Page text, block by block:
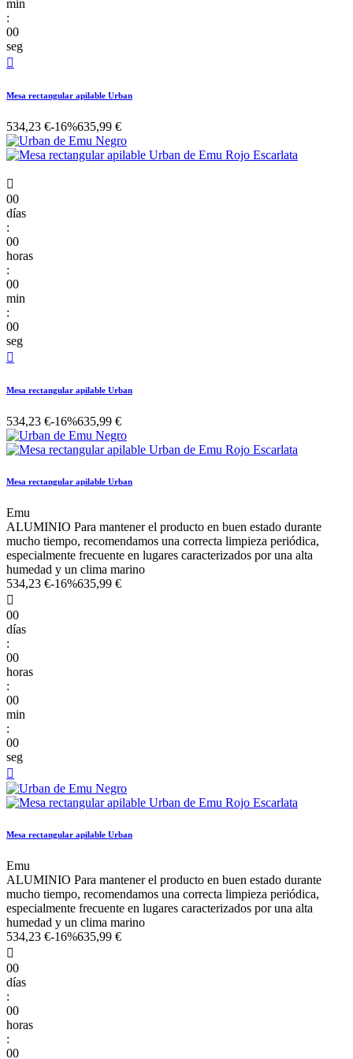
min
:
00
seg

Mesa rectangular apilable Urban
534,23 €-16%635,99 €

00
días
:
00
horas
:
00
min
:
00
seg

Mesa rectangular apilable Urban
534,23 €-16%635,99 €
Mesa rectangular apilable Urban
Emu
ALUMINIO Para mantener el producto en buen estado durante
mucho tiempo, recomendamos una correcta limpieza periódica,
especialmente frecuente en lugares caracterizados por una alta
humedad y un clima marino
534,23 €-16%635,99 €

00
días
:
00
horas
:
00
min
:
00
seg

Mesa rectangular apilable Urban
Emu
ALUMINIO Para mantener el producto en buen estado durante
mucho tiempo, recomendamos una correcta limpieza periódica,
especialmente frecuente en lugares caracterizados por una alta
humedad y un clima marino
534,23 €-16%635,99 €

00
días
:
00
horas
:
00